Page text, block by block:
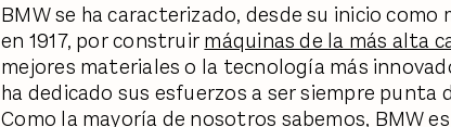
BMW se ha caracterizado, desde su inicio
en 1917, por construir máquinas de la más alta
mejores materiales o la tecnología más
ha dedicado sus esfuerzos a ser siempre punta
Como la mayoría de nosotros sabemos, BMW